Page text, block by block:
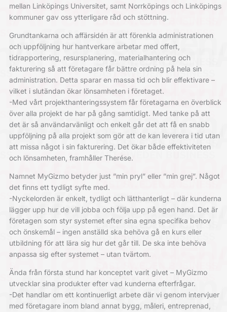
mellan Linköpings Universitet, samt Norrköpings och Linköpings
kommuner gav oss ytterligare råd och stöttning.
Grundtankarna och affärsidén är att förenkla administrationen
och uppföljning hur hantverkare arbetar med offert,
tidrapportering, resursplanering, materialhantering och
fakturering så att företagare får bättre ordning på hela sin
administration. Detta sparar en massa tid och blir effektivare –
vilket i slutändan ökar lönsamheten i företaget.
-Med vårt projekthanteringssystem får företagarna en överblick
över alla projekt de har på gång samtidigt. Med tanke på att
det är så användarvänligt och enkelt går det att få en snabb
uppföljning på alla projekt som gör att de kan leverera i tid utan
att missa något i sin fakturering. Det ökar både effektiviteten
och lönsamheten, framhåller Therése.
Namnet MyGizmo betyder just ”min pryl” eller ”min grej”. Något
det finns ett tydligt syfte med.
-Nyckelorden är enkelt, tydligt och lätthanterligt – där kunderna
lägger upp hur de vill jobba och följa upp på egen hand. Det är
företagen som styr systemet efter sina egna specifika behov
och önskemål – ingen anställd ska behöva gå en kurs eller
utbildning för att lära sig hur det går till. De ska inte behöva
anpassa sig efter systemet – utan tvärtom.
Ända från första stund har konceptet varit givet – MyGizmo
utvecklar sina produkter efter vad kunderna efterfrågar.
-Det handlar om ett kontinuerligt arbete där vi genom intervjuer
med företagare inom bland annat bygg, måleri, entreprenad,